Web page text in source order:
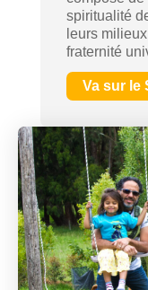
spiritualité
leurs
fraternité
Va sur le